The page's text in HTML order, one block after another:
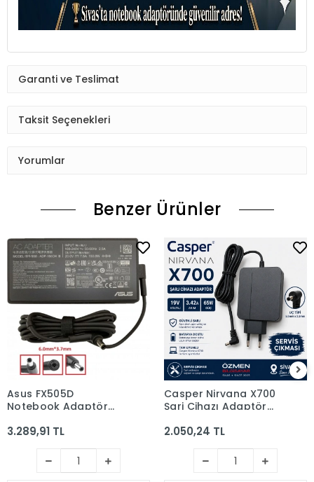
Garanti ve Teslimat
Taksit Seçenekleri
Yorumlar
Benzer Ürünler
Asus FX505D
Notebook Adaptör
150W)
3.289,91 TL
Casper Nirvana X700
Şarj Cihazı Adaptör
2.050,24 TL